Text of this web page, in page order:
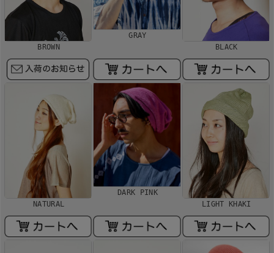
BROWN
GRAY
BLACK
NATURAL
DARK PINK
LIGHT KHAKI